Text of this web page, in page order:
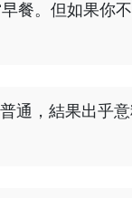
餐。但如果你
通，結果出乎